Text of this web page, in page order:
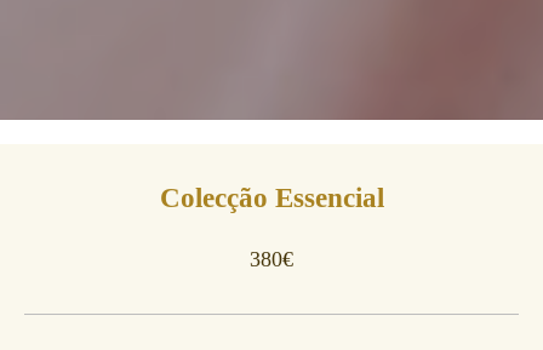
Colecção Essencial
380€